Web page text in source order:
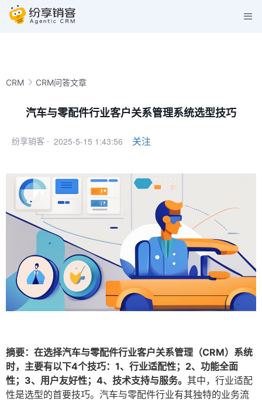
CRM CRM问答文章
汽车与零配件行业客户关系管理系统选型技巧
纷享销客 · 2025-5-15 1:43:56 关注
摘要：在选择汽车与零配件行业客户关系管理（CRM）系统
时，主要有以下4个技巧：1、行业适配性；2、功能全面
性；3、用户友好性；4、技术支持与服务。 其中，行业适配
性是选型的首要技巧。汽车与零配件行业有其独特的业务流